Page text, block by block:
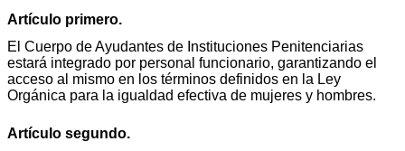
Artículo primero.
El Cuerpo de Ayudantes de Instituciones Penitenciarias
estará integrado por personal funcionario, garantizando el
acceso al mismo en los términos definidos en la Ley
Orgánica para la igualdad efectiva de mujeres y hombres.
Artículo segundo.